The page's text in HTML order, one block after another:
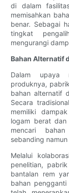
di dalam
memisahkan
benar. Sebagai
tingkat
mengurangi
Bahan Alternatif
Dalam upaya
produknya,
bahan alternatif
Secara
memiliki
logam berat
mencari
sebanding
Melalui
penelitian,
bantalan rem
bahan